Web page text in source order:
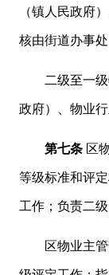
（镇人民政府
核由街道办事
二级至一级
政府）、物业
第七条区
等级标准和评
工作；负责二
区物业主管